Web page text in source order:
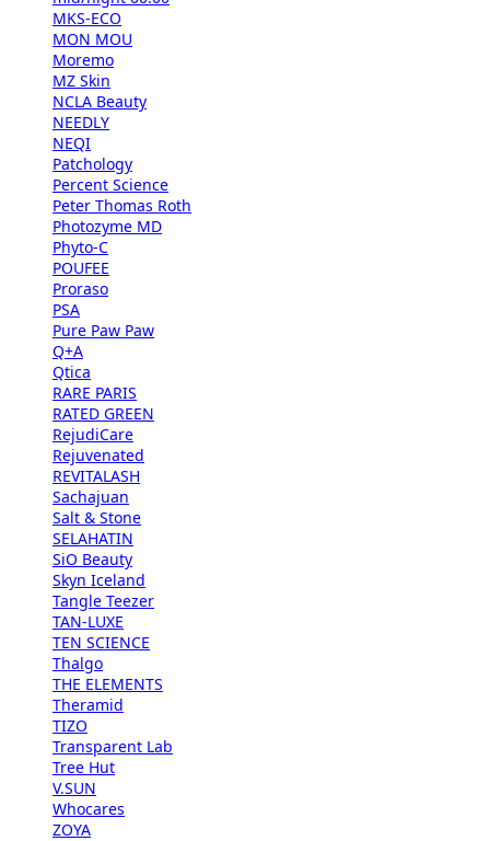
MKS-ECO
MON MOU
Moremo
MZ Skin
NCLA Beauty
NEEDLY
NEQI
Patchology
Percent Science
Peter Thomas Roth
Photozyme MD
Phyto-C
POUFEE
Proraso
PSA
Pure Paw Paw
Q+A
Qtica
RARE PARIS
RATED GREEN
RejudiCare
Rejuvenated
REVITALASH
Sachajuan
Salt & Stone
SELAHATIN
SiO Beauty
Skyn Iceland
Tangle Teezer
TAN-LUXE
TEN SCIENCE
Thalgo
THE ELEMENTS
Theramid
TIZO
Transparent Lab
Tree Hut
V.SUN
Whocares
ZOYA